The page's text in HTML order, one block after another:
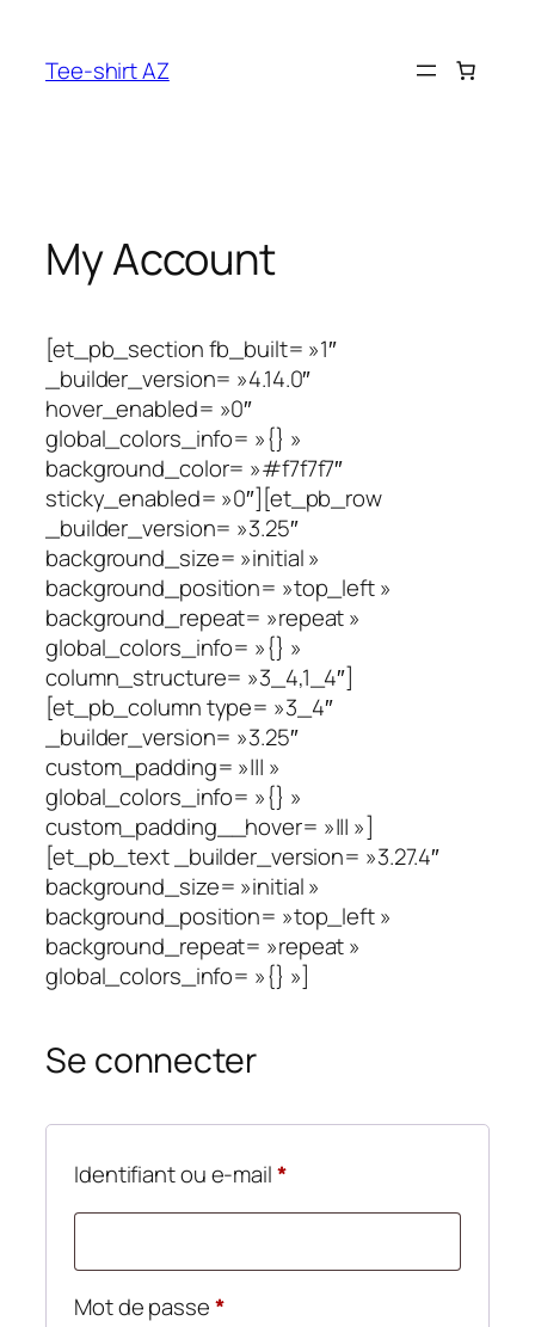
contenu
Tee-shirt AZ
My Account
[et_pb_section fb_built= »1″
_builder_version= »4.14.0″
hover_enabled= »0″
global_colors_info= »{} »
background_color= »#f7f7f7″
sticky_enabled= »0″][et_pb_row
_builder_version= »3.25″
background_size= »initial »
background_position= »top_left »
background_repeat= »repeat »
global_colors_info= »{} »
column_structure= »3_4,1_4″]
[et_pb_column type= »3_4″
_builder_version= »3.25″
custom_padding= »||| »
global_colors_info= »{} »
custom_padding__hover= »||| »]
[et_pb_text _builder_version= »3.27.4″
background_size= »initial »
background_position= »top_left »
background_repeat= »repeat »
global_colors_info= »{} »]
Se connecter
Identifiant ou e-mail*Obligatoire
Mot de passe*Obligatoire